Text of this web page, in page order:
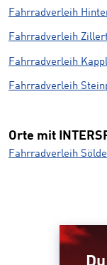
Fahrradverleih
Fahrradverleih
Fahrradverleih Kappl
Fahrradverleih
Orte mit
Fahrradverleih